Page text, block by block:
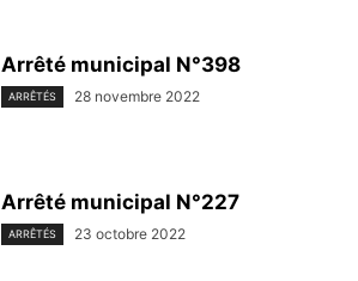
Arrêté municipal N°398
ARRÊTÉS 28 novembre 2022
Arrêté municipal N°227
ARRÊTÉS 23 octobre 2022